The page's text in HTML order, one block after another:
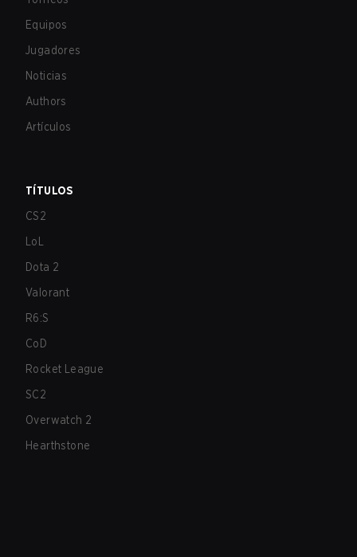
Equipos
Jugadores
Noticias
Authors
Artículos
TÍTULOS
CS2
LoL
Dota 2
Valorant
R6:S
CoD
Rocket League
SC2
Overwatch 2
Hearthstone